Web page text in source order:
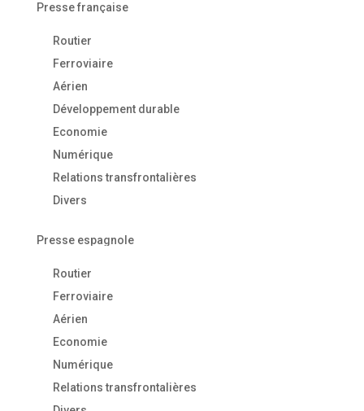
Presse française
Routier
Ferroviaire
Aérien
Développement durable
Economie
Numérique
Relations transfrontalières
Divers
Presse espagnole
Routier
Ferroviaire
Aérien
Economie
Numérique
Relations transfrontalières